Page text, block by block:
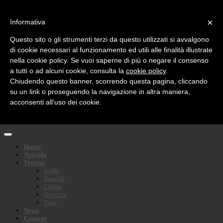
email
rss
twitter
Languages:
F.F. Feriozzi
Home
Azienda
Vetrina
Anelli
Bracciali
Collane
Orecchini
Varie
News
Contatti
×
Informativa
Questo sito o gli strumenti terzi da questo utilizzati si avvalgono
di cookie necessari al funzionamento ed utili alle finalità illustrate
nella cookie policy. Se vuoi saperne di più o negare il consenso
a tutti o ad alcuni cookie, consulta la cookie policy.
Chiudendo questo banner, scorrendo questa pagina, cliccando
su un link o proseguendo la navigazione in altra maniera,
acconsenti all’uso dei cookie.